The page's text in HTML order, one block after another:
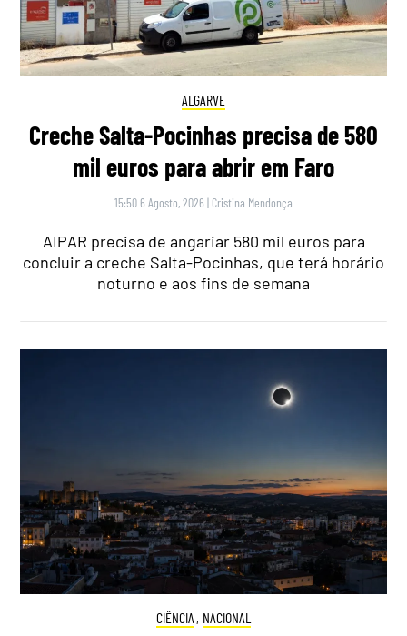
ALGARVE
Creche Salta-Pocinhas precisa de 580
mil euros para abrir em Faro
15:50 6 Agosto, 2026 | Cristina Mendonça
AIPAR precisa de angariar 580 mil euros para
concluir a creche Salta-Pocinhas, que terá horário
noturno e aos fins de semana
CIÊNCIA , NACIONAL